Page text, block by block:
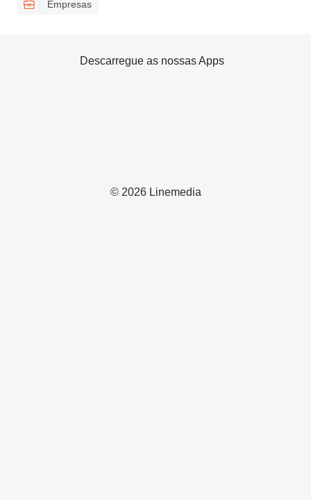
Empresas
© 2026 Linemedia
Descarregue as nossas Apps